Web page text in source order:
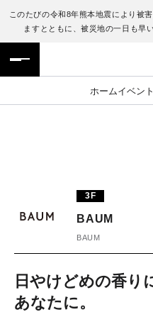
このたびの令和8年熊本地震により被
ますとともに、被災地の一日も早
ホームイベント
フロアガイド
施設案内・アクセス
TAX FREE
JP
ENGLISH
繁体字
日本語
3F
BAUM
BAUM
日やけどめの香り
あなたに。